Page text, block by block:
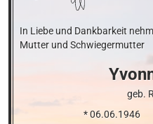
In Liebe und Dankbarkeit
Mutter und Schwiegermutter
geb.
* 06.06.1946